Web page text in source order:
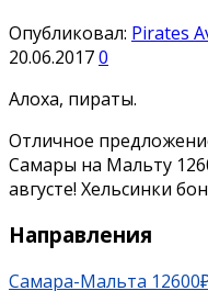
Опубликовал: Pirates
20.06.20170
Алоха, пираты.
Отличное
Самары на Мальту
августе! Хельсинки
Направления
Самара-Мальта